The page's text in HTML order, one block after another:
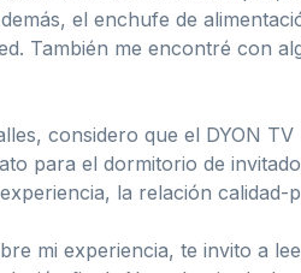
el enchufe de
También me encontré con
considero que el DYON
para el dormitorio de
la relación calidad-
mi experiencia, te invito a